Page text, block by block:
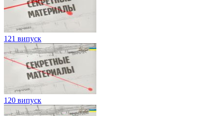
121 випуск
120 випуск